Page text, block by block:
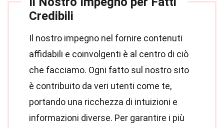
Credibili
Il nostro impegno nel fornire contenuti
affidabili e coinvolgenti è al centro di ciò
che facciamo. Ogni fatto sul nostro sito
è contribuito da veri utenti come te,
portando una ricchezza di intuizioni e
informazioni diverse. Per garantire i più